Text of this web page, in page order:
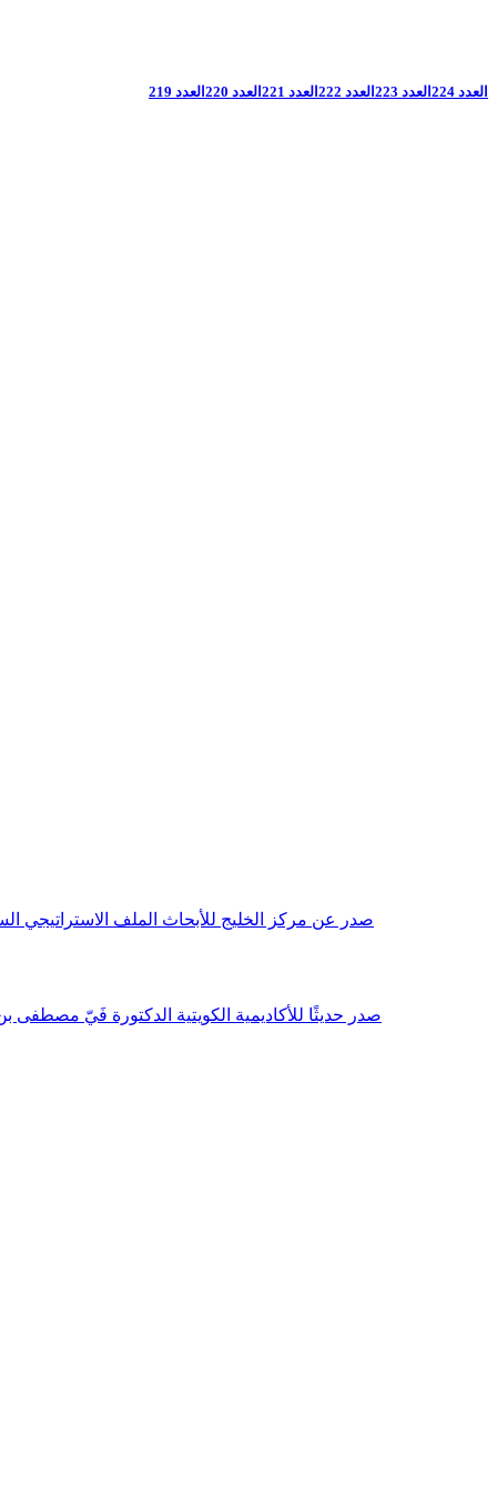
العدد 224 العدد 223 العدد 222 العدد 221 العدد 220 العدد 219
صدر عن مركز الخليج للأبحاث الملف الاستراتيجي السنوي مع بداية عام 2026م، باللغتين العربية والانجليزية وتضمن دراسات تحليلية ورؤى
صدر حديثًا للأكاديمية الكويتية الدكتورة فَيّ